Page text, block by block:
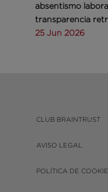
absentismo laboral,
transparencia
25 Jun 2026
CLUB BRAINTRUST
AVISO LEGAL
POLÍTICA DE